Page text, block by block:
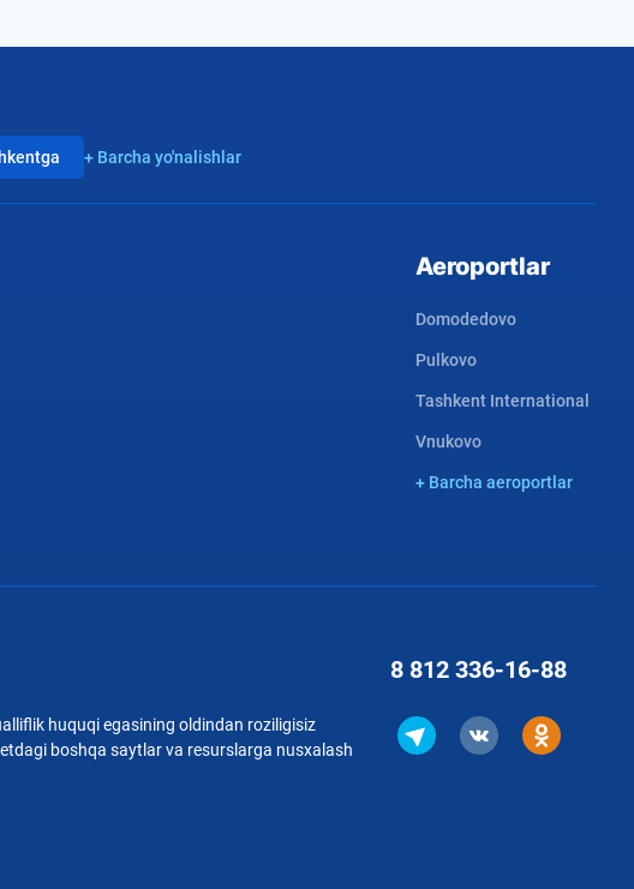
+ Barcha yo'nalishlar
Aeroportlar
Domodedovo
Pulkovo
Tashkent International
Vnukovo
+ Barcha aeroportlar
huquqi egasining oldindan roziligisiz
boshqa saytlar va resurslarga nusxalash
8 812 336-16-88